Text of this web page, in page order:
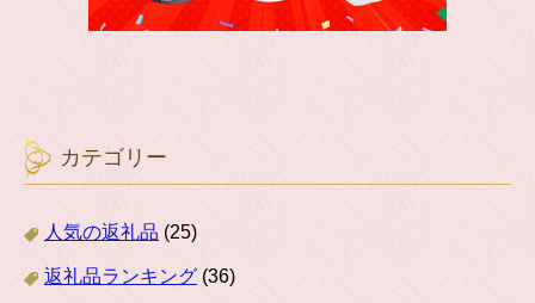
カテゴリー
人気の返礼品 (25)
返礼品ランキング (36)